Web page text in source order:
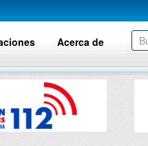
Acerca de